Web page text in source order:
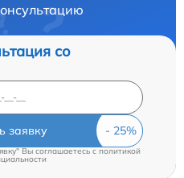
со
заявку
Вы соглашаетесь cполитикой